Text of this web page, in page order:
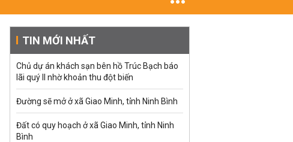
TIN MỚI NHẤT
Chủ dự án khách sạn bên hồ Trúc Bạch báo
lãi quý II nhờ khoản thu đột biến
Đường sẽ mở ở xã Giao Minh, tỉnh Ninh Bình
Đất có quy hoạch ở xã Giao Minh, tỉnh Ninh
Bình